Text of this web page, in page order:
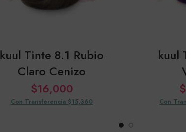
kuul Tinte 8.1 Rubio
Claro Cenizo
$16,000
Con Transferencia $15,360
kuul
$
Con